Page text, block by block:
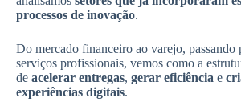
processos de inovação.
Do mercado financeiro ao varejo, passando
serviços profissionais, vemos como a
de acelerar entregas, gerar eficiência e
experiências digitais.